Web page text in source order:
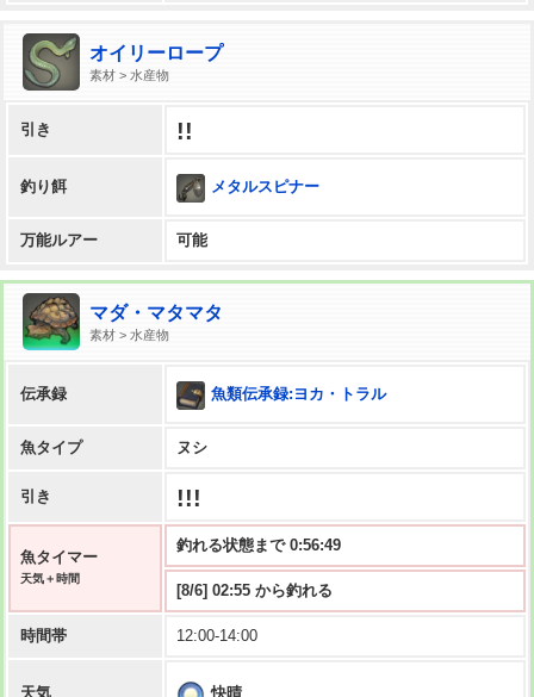
オイリーロープ
素材 > 水産物
引き !!
釣り餌 メタルスピナー
万能ルアー 可能
マダ・マタマタ
素材 > 水産物
伝承録 魚類伝承録:ヨカ・トラル
魚タイプ ヌシ
引き !!!
魚タイマー
天気＋時間
釣れる状態まで 0:56:48
[8/6] 02:55 から釣れる
時間帯 12:00-14:00
天気 快晴